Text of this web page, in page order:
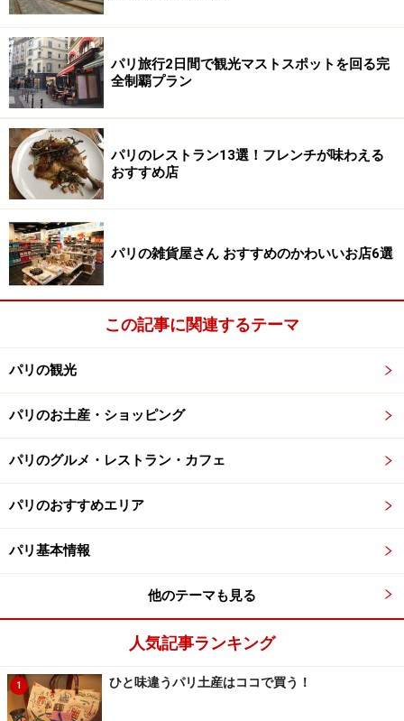
※上記データは記事公開時点のものです。
※記事内容は執筆時点のものです。最新の内容をご確認くださ
い。
※海外を訪れる際には最新情報の入手に努め、「
ホームページ」を確認するなど、安全確保に十分注意を払ってく
ださい。
パリ旅行2日間で観光マストスポットを回る完
全制覇プラン
パリのレストラン13選！フレンチが味わえる
おすすめ店
パリの雑貨屋さん おすすめのかわいいお店6選
この記事に関連するテーマ
パリの観光
パリのお土産・ショッピング
パリのグルメ・レストラン・カフェ
パリのおすすめエリア
パリ基本情報
他のテーマも見る
人気記事ランキング
1 ひと味違うパリ土産はココで買う！